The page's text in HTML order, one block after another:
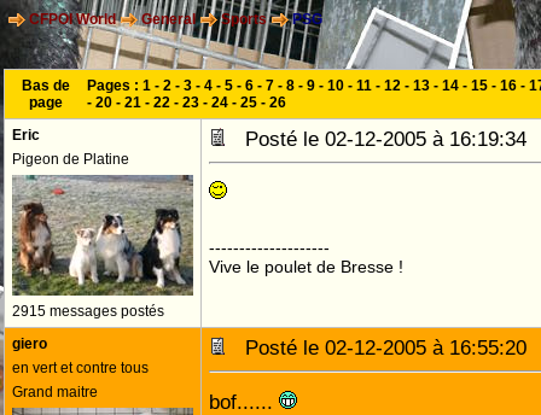
CFPOI World General Sports PSG
Bas de
page
Pages : 1 - 2 - 3 - 4 - 5 - 6 - 7 - 8 - 9 - 10 - 11 - 12 - 13 - 14 - 15 - 16 -
- 20 - 21 - 22 - 23 - 24 - 25 - 26
Eric
Pigeon de Platine
2915 messages postés
Posté le 02-12-2005 à
--------------------
Vive le poulet de Bresse !
giero
en vert et contre tous
Grand maitre
Posté le 02-12-2005 à
bof......